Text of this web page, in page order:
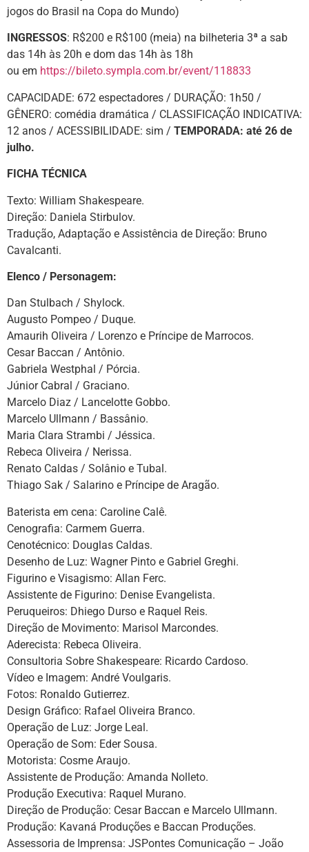
jogos do Brasil na Copa do Mundo)
INGRESSOS: R$200 e R$100 (meia) na bilheteria 3ª a sab
das 14h às 20h e dom das 14h às 18h
ou em https://bileto.sympla.com.br/event/118833
CAPACIDADE: 672 espectadores / DURAÇÃO: 1h50 /
GÊNERO: comédia dramática / CLASSIFICAÇÃO INDICATIVA:
12 anos / ACESSIBILIDADE: sim / TEMPORADA: até 26 de
julho.
FICHA TÉCNICA
Texto: William Shakespeare.
Direção: Daniela Stirbulov.
Tradução, Adaptação e Assistência de Direção: Bruno
Cavalcanti.
Elenco / Personagem:
Dan Stulbach / Shylock.
Augusto Pompeo / Duque.
Amaurih Oliveira / Lorenzo e Príncipe de Marrocos.
Cesar Baccan / Antônio.
Gabriela Westphal / Pórcia.
Júnior Cabral / Graciano.
Marcelo Diaz / Lancelotte Gobbo.
Marcelo Ullmann / Bassânio.
Maria Clara Strambi / Jéssica.
Rebeca Oliveira / Nerissa.
Renato Caldas / Solânio e Tubal.
Thiago Sak / Salarino e Príncipe de Aragão.
Baterista em cena: Caroline Calê.
Cenografia: Carmem Guerra.
Cenotécnico: Douglas Caldas.
Desenho de Luz: Wagner Pinto e Gabriel Greghi.
Figurino e Visagismo: Allan Ferc.
Assistente de Figurino: Denise Evangelista.
Peruqueiros: Dhiego Durso e Raquel Reis.
Direção de Movimento: Marisol Marcondes.
Aderecista: Rebeca Oliveira.
Consultoria Sobre Shakespeare: Ricardo Cardoso.
Vídeo e Imagem: André Voulgaris.
Fotos: Ronaldo Gutierrez.
Design Gráfico: Rafael Oliveira Branco.
Operação de Luz: Jorge Leal.
Operação de Som: Eder Sousa.
Motorista: Cosme Araujo.
Assistente de Produção: Amanda Nolleto.
Produção Executiva: Raquel Murano.
Direção de Produção: Cesar Baccan e Marcelo Ullmann.
Produção: Kavaná Produções e Baccan Produções.
Assessoria de Imprensa: JSPontes Comunicação – João